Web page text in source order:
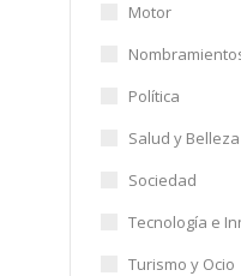
Motor
Política
Salud y Belleza
Sociedad
Tecnología e
Turismo y Ocio